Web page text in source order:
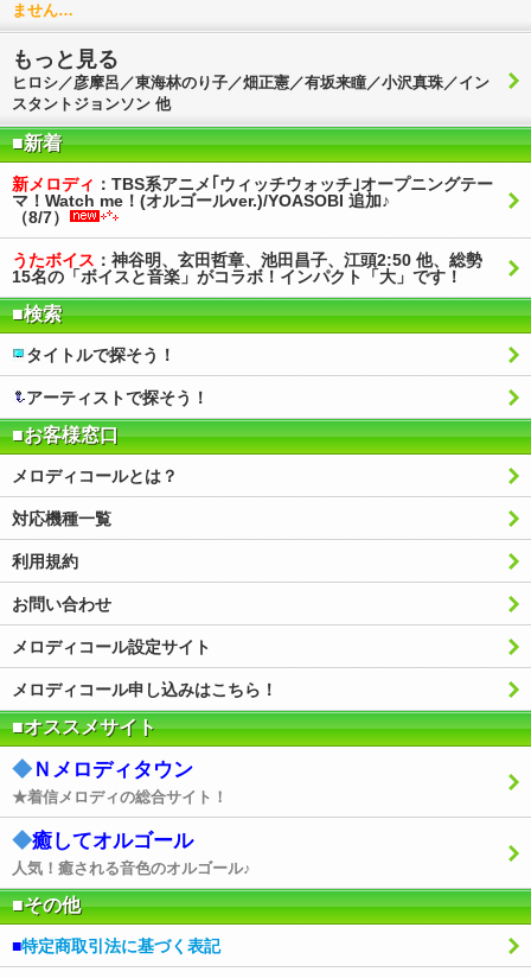
ません…
もっと見る
ヒロシ／彦摩呂／東海林のり子／畑正憲／有坂来瞳／小沢真珠／イン
スタントジョンソン 他
■新着
新メロディ ：TBS系アニメ｢ウィッチウォッチ｣オープニングテー
マ！Watch me！(オルゴールver.)/YOASOBI 追加♪
（8/7）
うたボイス ：神谷明、玄田哲章、池田昌子、江頭2:50 他、総勢
15名の「ボイスと音楽」がコラボ！インパクト「大」です！
■検索
タイトルで探そう！
アーティストで探そう！
■お客様窓口
メロディコールとは？
対応機種一覧
利用規約
お問い合わせ
メロディコール設定サイト
メロディコール申し込みはこちら！
■オススメサイト
◆ Ｎメロディタウン
★着信メロディの総合サイト！
◆癒してオルゴール
人気！癒される音色のオルゴール♪
■その他
■特定商取引法に基づく表記